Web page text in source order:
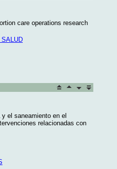
care operations research
el saneamiento en el
relacionadas con